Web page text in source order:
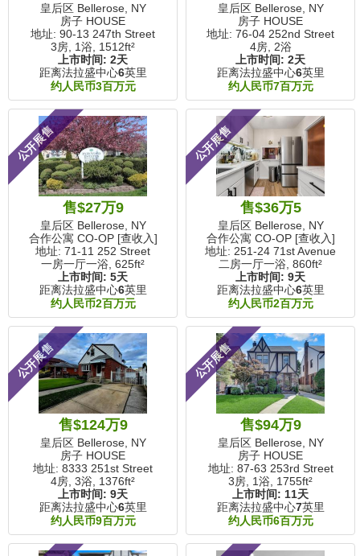
皇后区 Bellerose, NY
房子 HOUSE
地址: 90-13 247th Street
3房, 1浴, 1512ft²
上市时间: 2天
距离法拉盛中心6英里
约人民币3百万元
皇后区 Bellerose, NY
房子 HOUSE
地址: 76-04 252nd Street
4房, 2浴
上市时间: 2天
距离法拉盛中心6英里
约人民币7百万元
公开展售
售$27万9
皇后区 Bellerose, NY
合作公寓 CO-OP [查收入]
地址: 71-11 252 Street
一房一厅一浴, 625ft²
上市时间: 5天
距离法拉盛中心6英里
约人民币2百万元
公开展售
售$36万5
皇后区 Bellerose, NY
合作公寓 CO-OP [查收入]
地址: 251-24 71st Avenue
二房一厅一浴, 860ft²
上市时间: 9天
距离法拉盛中心6英里
约人民币2百万元
公开展售
售$124万9
皇后区 Bellerose, NY
房子 HOUSE
地址: 8333 251st Street
4房, 3浴, 1376ft²
上市时间: 9天
距离法拉盛中心6英里
约人民币9百万元
公开展售
售$94万9
皇后区 Bellerose, NY
房子 HOUSE
地址: 87-63 253rd Street
3房, 1浴, 1755ft²
上市时间: 11天
距离法拉盛中心7英里
约人民币6百万元